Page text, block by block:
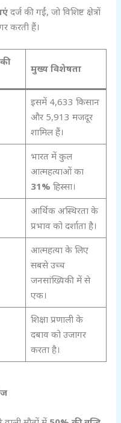
दर्ज की गईं, जो विशिष्ट क्षेत्रों
करती हैं।
मुख्य विशेषता
इसमें 4,633 किसान
और 5,913 मजदूर
शामिल हैं।
भारत में कुल
आत्महत्याओं का
31% हिस्सा।
आर्थिक अस्थिरता के
प्रभाव को दर्शाता है।
आत्महत्या के लिए
सबसे उच्च
जनसांख्यिकी में से
एक।
शिक्षा प्रणाली के
दबाव को उजागर
करता है।